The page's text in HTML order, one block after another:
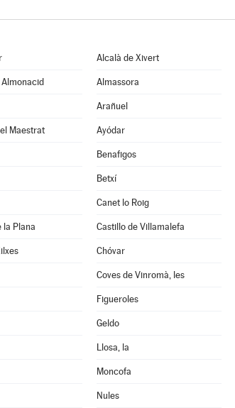
Alcalà de Xivert
Almassora
Arañuel
Maestrat Ayódar
Benafigos
Betxí
Canet lo Roig
la Plana Castillo de Villamalefa
Chóvar
Coves de Vinromà, les
Figueroles
Geldo
Llosa, la
Moncofa
Nules